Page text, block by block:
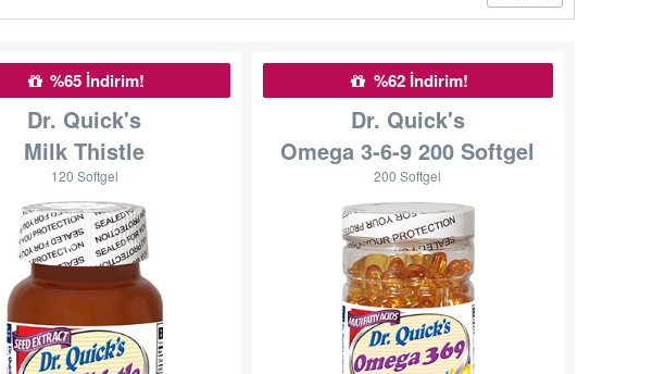
%65 İndirim!
Dr. Quick's
Milk Thistle
120 Softgel
%62 İndirim!
Dr. Quick's
Omega 3-6-9 200 Softgel
200 Softgel